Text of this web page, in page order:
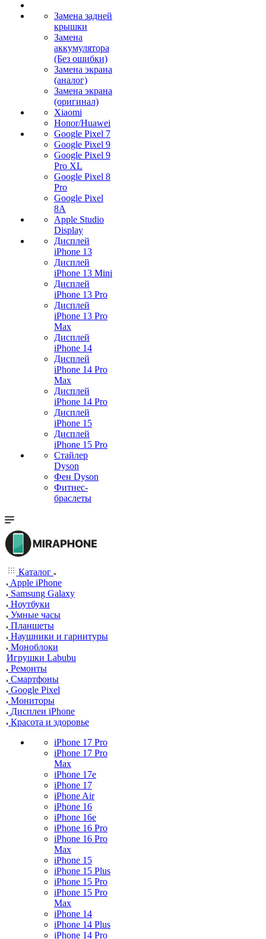
Замена задней
крышки
Замена
аккумулятора
(Без ошибки)
Замена экрана
(аналог)
Замена экрана
(оригинал)
Xiaomi
Honor/Huawei
Google Pixel 7
Google Pixel 9
Google Pixel 9
Pro XL
Google Pixel 8
Pro
Google Pixel
8A
Apple Studio
Display
Дисплей
iPhone 13
Дисплей
iPhone 13 Mini
Дисплей
iPhone 13 Pro
Дисплей
iPhone 13 Pro
Max
Дисплей
iPhone 14
Дисплей
iPhone 14 Pro
Max
Дисплей
iPhone 14 Pro
Дисплей
iPhone 15
Дисплей
iPhone 15 Pro
Стайлер
Dyson
Фен Dyson
Фитнес-
браслеты
Каталог
Apple iPhone
Samsung Galaxy
Ноутбуки
Умные часы
Планшеты
Наушники и гарнитуры
Моноблоки
Игрушки Labubu
Ремонты
Смартфоны
Google Pixel
Мониторы
Дисплеи iPhone
Красота и здоровье
iPhone 17 Pro
iPhone 17 Pro
Max
iPhone 17e
iPhone 17
iPhone Air
iPhone 16
iPhone 16e
iPhone 16 Pro
iPhone 16 Pro
Max
iPhone 15
iPhone 15 Plus
iPhone 15 Pro
iPhone 15 Pro
Max
iPhone 14
iPhone 14 Plus
iPhone 14 Pro